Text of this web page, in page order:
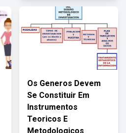
Os Generos Devem
Se Constituir Em
Instrumentos
Teoricos E
Metodologicos